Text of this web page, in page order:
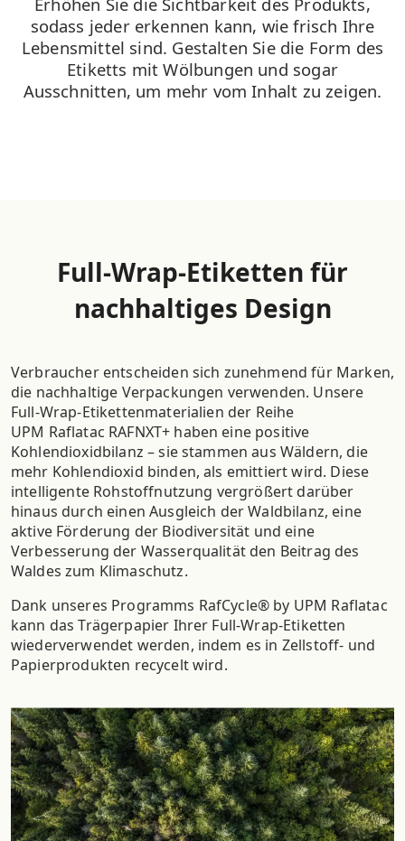
sodass jeder erkennen kann, wie frisch Ihre
Lebensmittel sind. Gestalten Sie die Form des
Etiketts mit Wölbungen und sogar
Ausschnitten, um mehr vom Inhalt zu zeigen.
Full-Wrap-Etiketten für
nachhaltiges Design
Verbraucher entscheiden sich zunehmend für Marken,
die nachhaltige Verpackungen verwenden. Unsere
Full-Wrap-Etikettenmaterialien der Reihe
UPM Raflatac RAFNXT+ haben eine positive
Kohlendioxidbilanz – sie stammen aus Wäldern, die
mehr Kohlendioxid binden, als emittiert wird. Diese
intelligente Rohstoffnutzung vergrößert darüber
hinaus durch einen Ausgleich der Waldbilanz, eine
aktive Förderung der Biodiversität und eine
Verbesserung der Wasserqualität den Beitrag des
Waldes zum Klimaschutz.
Dank unseres Programms RafCycle® by UPM Raflatac
kann das Trägerpapier Ihrer Full-Wrap-Etiketten
wiederverwendet werden, indem es in Zellstoff- und
Papierprodukten recycelt wird.